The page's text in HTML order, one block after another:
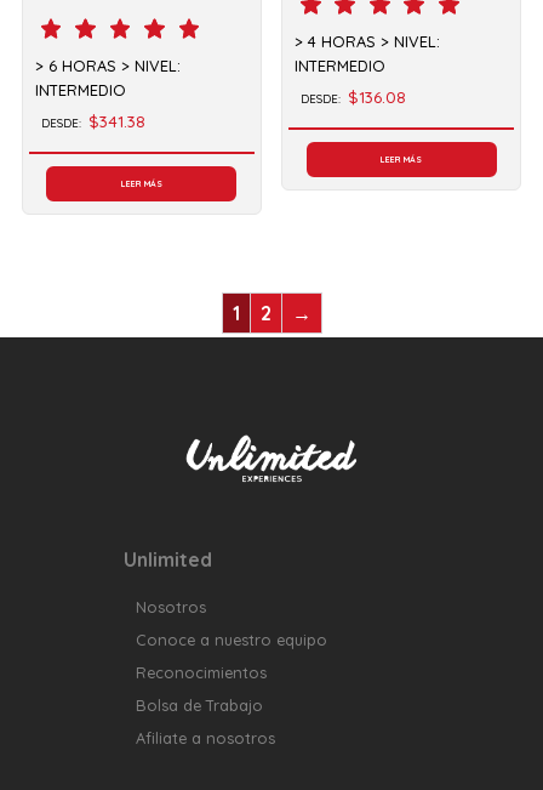
6 HORAS
NIVEL:
INTERMEDIO
DESDE: $341.38
LEER MÁS
4 HORAS
NIVEL:
INTERMEDIO
DESDE: $136.08
LEER MÁS
1 2 →
Unlimited
Nosotros
Conoce a nuestro equipo
Reconocimientos
Bolsa de Trabajo
Afiliate a nosotros